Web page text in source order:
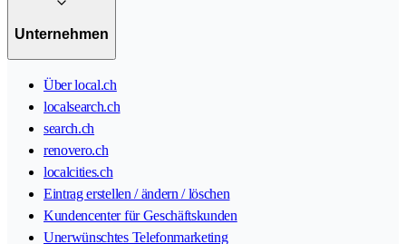
Unternehmen
Über local.ch
localsearch.ch
search.ch
renovero.ch
localcities.ch
Eintrag erstellen / ändern / löschen
Kundencenter für Geschäftskunden
Unerwünschtes Telefonmarketing